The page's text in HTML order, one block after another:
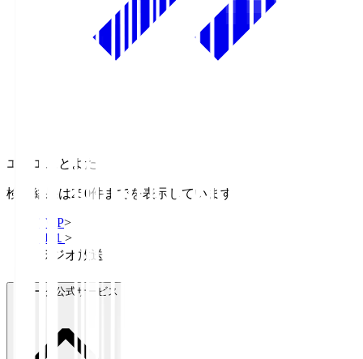
エフエムとよた
検索結果は250件までを表示しています
TOP>
Ｊ１ >
ラジオ放送
Ｊリーグ公式サービス